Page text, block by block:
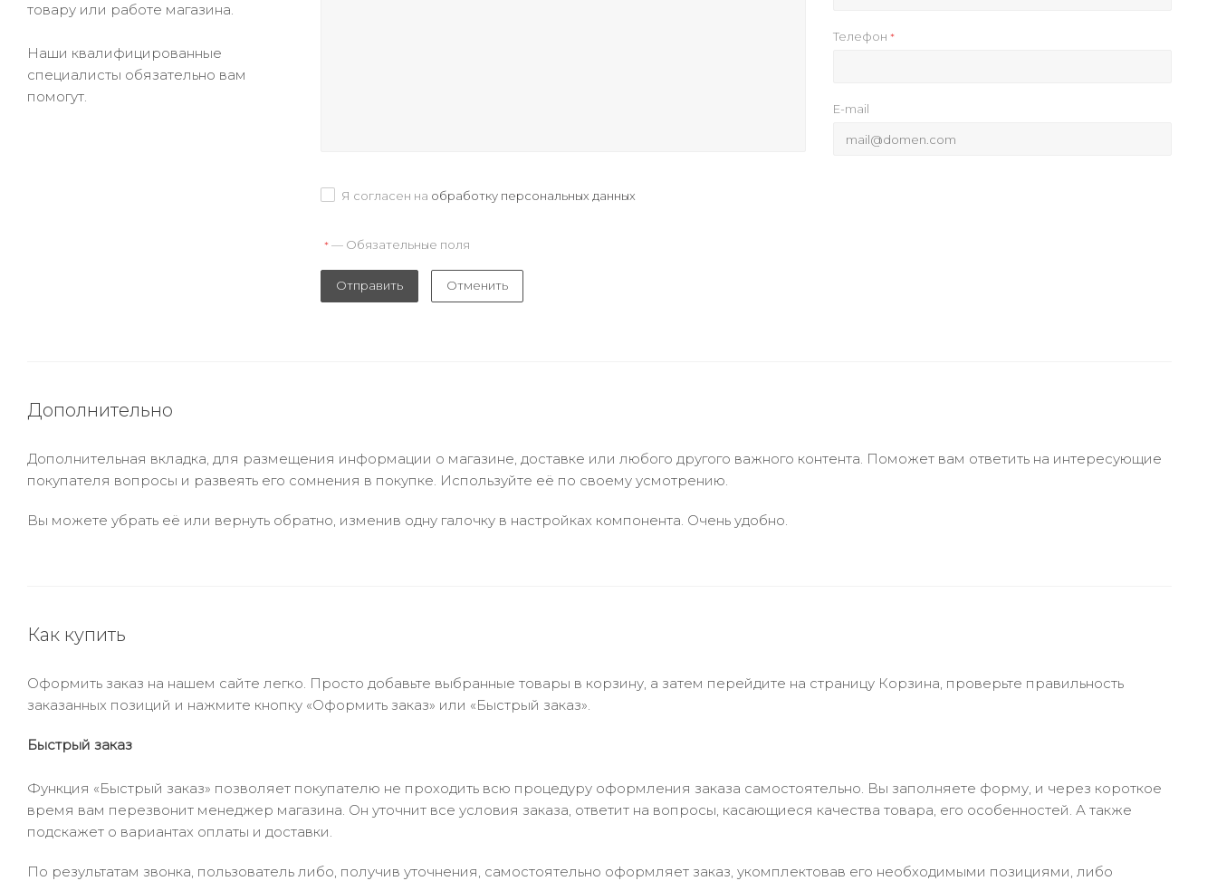
товару или работе магазина.
Наши квалифицированные
специалисты обязательно вам
помогут.
Телефон *
E-mail
Я согласен на обработку персональных данных
*— Обязательные поля
Отправить Отменить
Дополнительно
Дополнительная вкладка, для размещения информации о магазине, доставке или любого другого важного контента. Поможет вам ответить на интересующие
покупателя вопросы и развеять его сомнения в покупке. Используйте её по своему усмотрению.
Вы можете убрать её или вернуть обратно, изменив одну галочку в настройках компонента. Очень удобно.
Как купить
Оформить заказ на нашем сайте легко. Просто добавьте выбранные товары в корзину, а затем перейдите на страницу Корзина, проверьте правильность
заказанных позиций и нажмите кнопку «Оформить заказ» или «Быстрый заказ».
Быстрый заказ
Функция «Быстрый заказ» позволяет покупателю не проходить всю процедуру оформления заказа самостоятельно. Вы заполняете форму, и через короткое
время вам перезвонит менеджер магазина. Он уточнит все условия заказа, ответит на вопросы, касающиеся качества товара, его особенностей. А также
подскажет о вариантах оплаты и доставки.
По результатам звонка, пользователь либо, получив уточнения, самостоятельно оформляет заказ, укомплектовав его необходимыми позициями, либо